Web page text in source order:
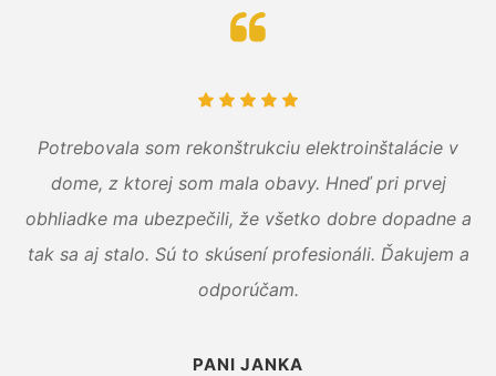
Potrebovala som rekonštrukciu elektroinštalácie v
dome, z ktorej som mala obavy. Hneď pri prvej
obhliadke ma ubezpečili, že všetko dobre dopadne a
tak sa aj stalo. Sú to skúsení profesionáli. Ďakujem a
odporúčam.
PANI JANKA